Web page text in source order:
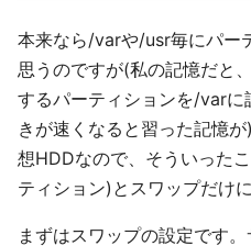
本来なら/varや/usr毎にパー
思うのですが(私の記憶だと
するパーティションを/var
きが速くなると習った記憶
想HDDなので、そういった
ティション)とスワップだけに
まずはスワップの設定です